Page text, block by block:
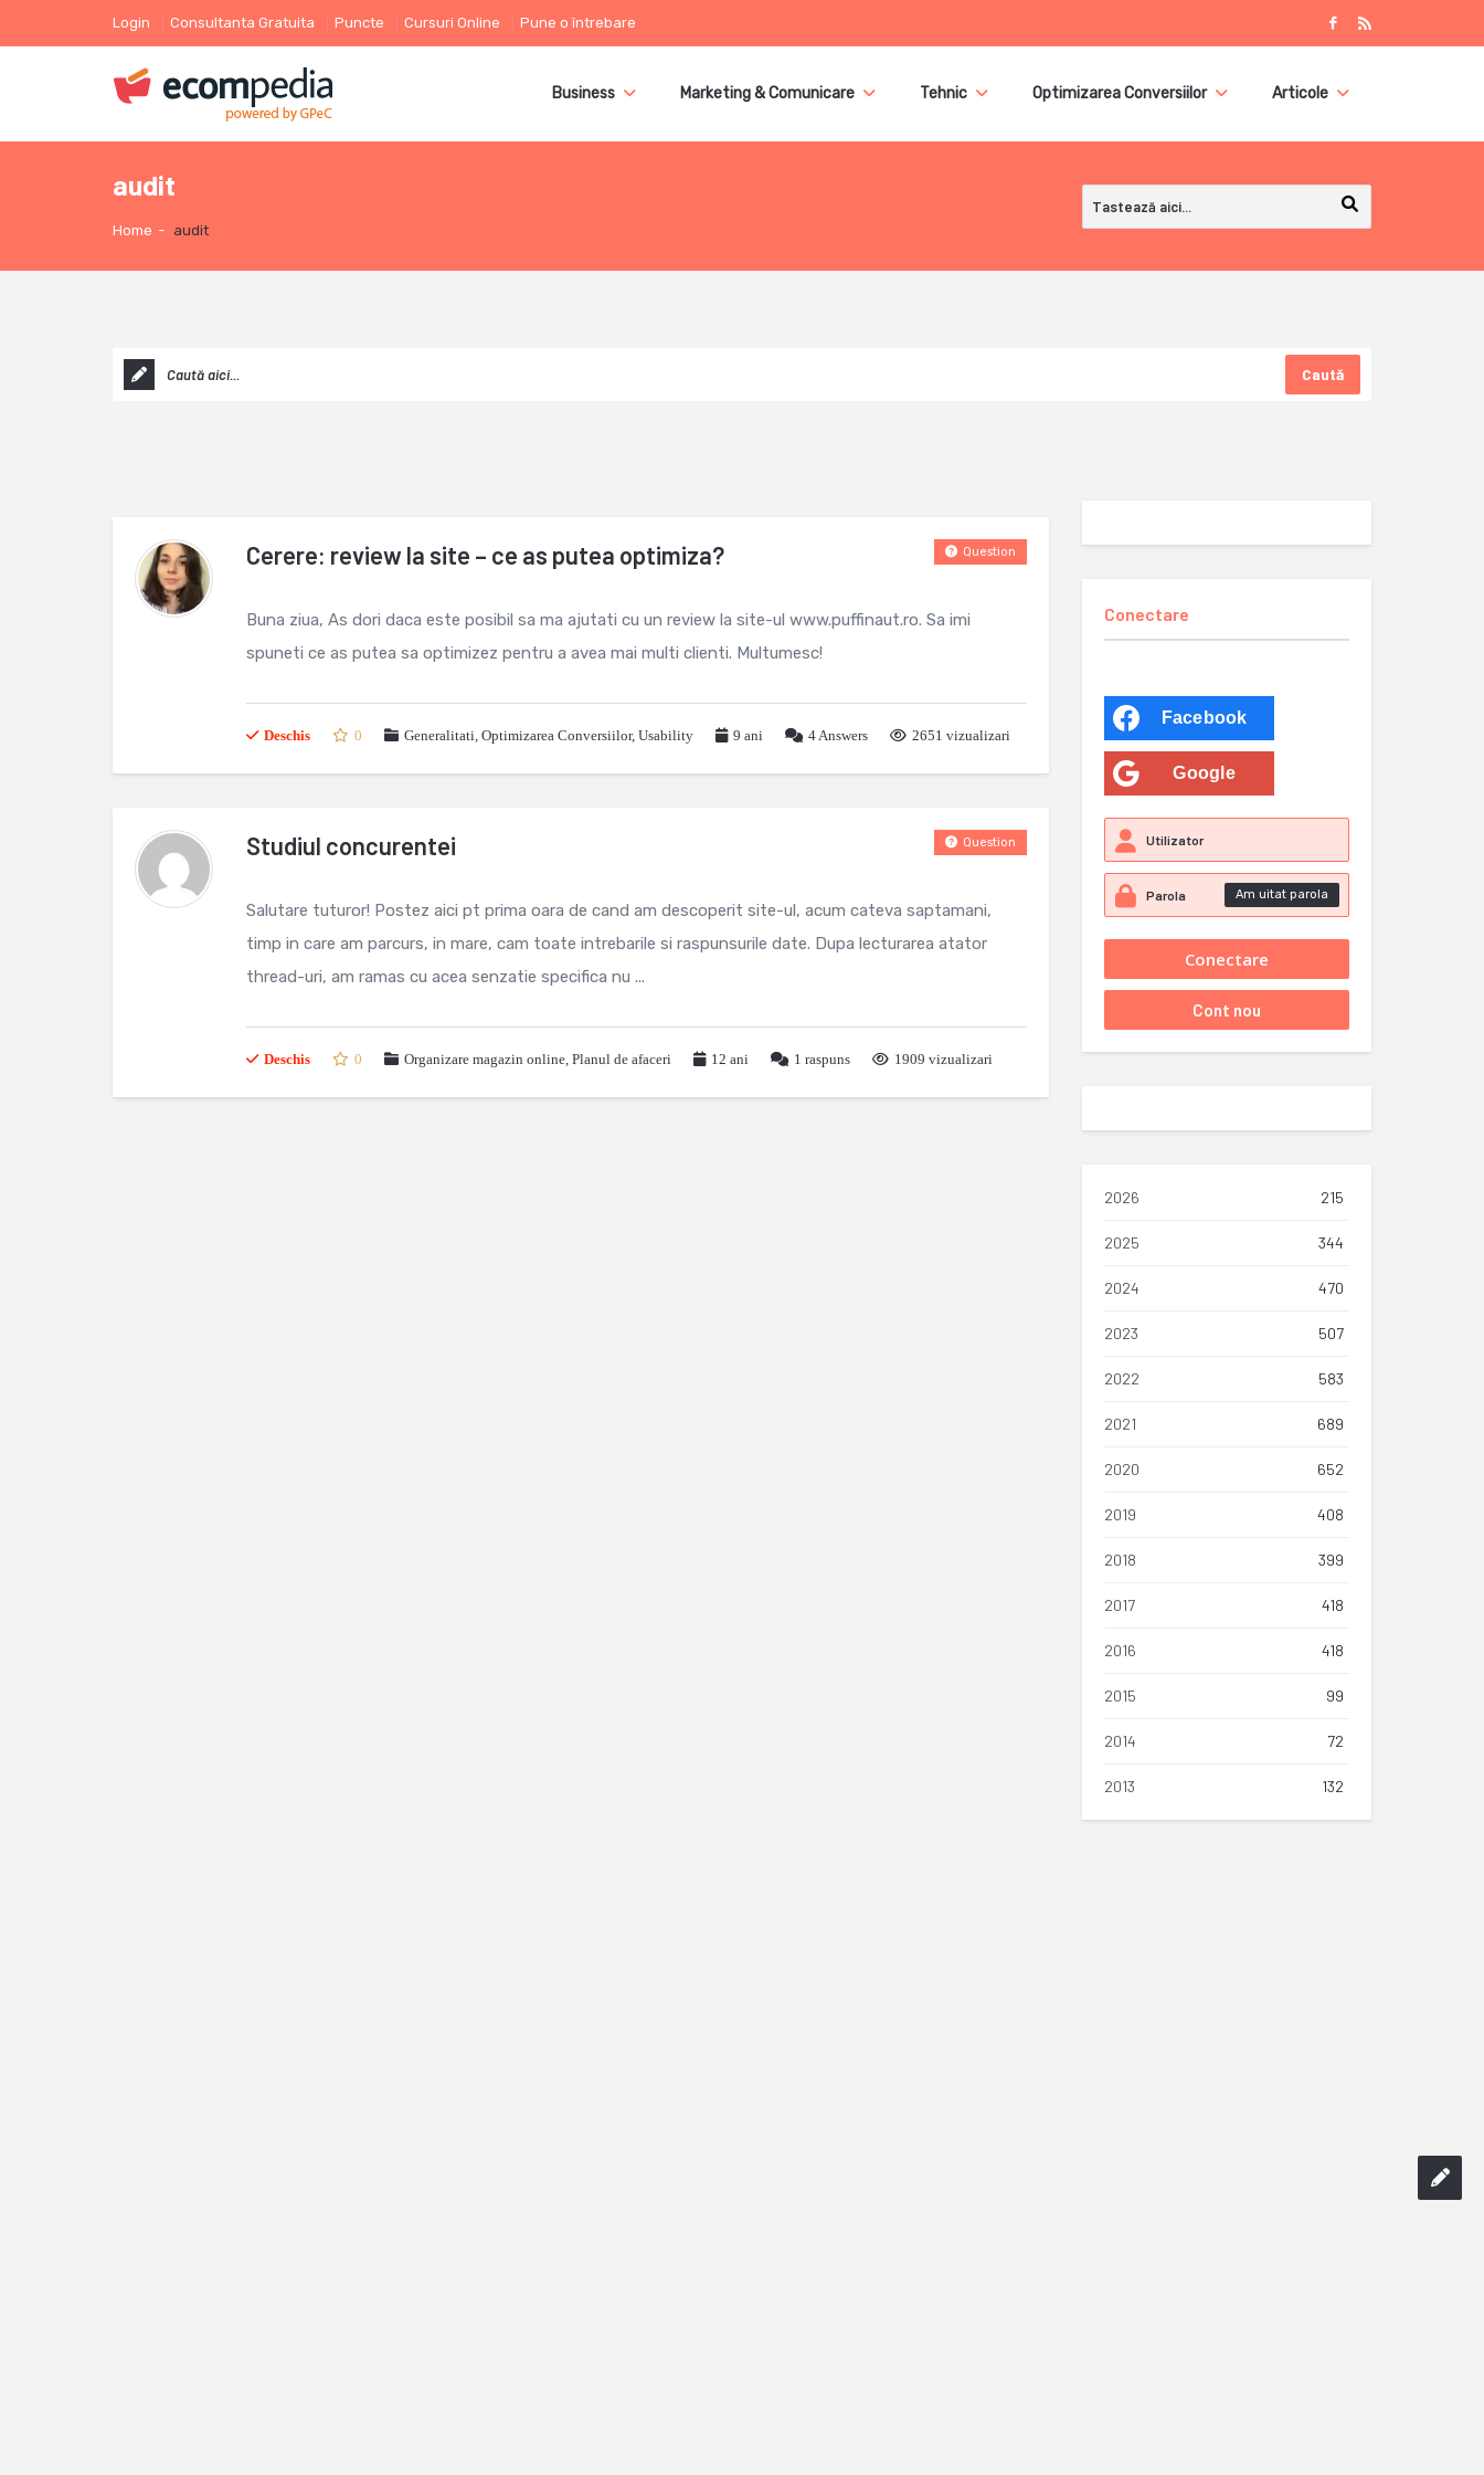
Login Consultanta Gratuita Puncte Cursuri Online Pune o întrebare
Business Marketing & Comunicare Tehnic Optimizarea Conversiilor Articole
audit
Home - audit
Caută
Cerere: review la site – ce as putea optimiza? Question
Buna ziua, As dori daca este posibil sa ma ajutati cu un review la site-ul www.puffinaut.ro. Sa imi
spuneti ce as putea sa optimizez pentru a avea mai multi clienti. Multumesc!
Deschis 0 Generalitati, Optimizarea Conversiilor, Usability 9 ani 4Answers 2651 vizualizari
Studiul concurentei Question
Salutare tuturor! Postez aici pt prima oara de cand am descoperit site-ul, acum cateva saptamani,
timp in care am parcurs, in mare, cam toate intrebarile si raspunsurile date. Dupa lecturarea atator
thread-uri, am ramas cu acea senzatie specifica nu ...
Deschis 0 Organizare magazin online, Planul de afaceri 12 ani 1 raspuns 1909 vizualizari
Conectare
Facebook
Google
Am uitat parola
2026 215
2025 344
2024 470
2023 507
2022 583
2021 689
2020 652
2019 408
2018 399
2017 418
2016 418
2015 99
2014 72
2013 132